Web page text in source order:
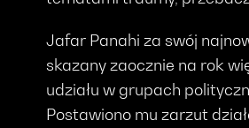
Jafar Panahi za swój
skazany zaocznie na rok
udziału w grupach
Postawiono mu zarzut